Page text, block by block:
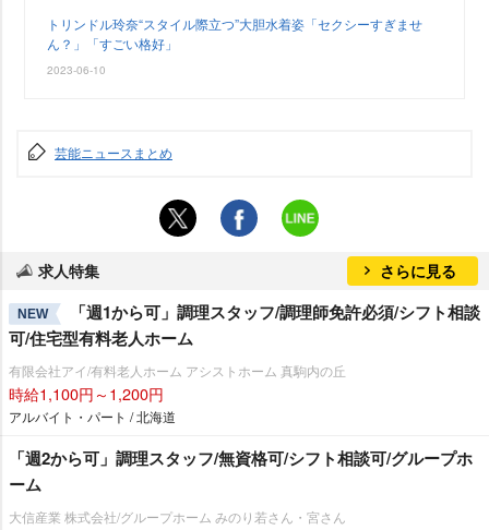
トリンドル玲奈“スタイル際立つ”大胆水着姿「セクシーすぎませ
ん？」「すごい格好」
2023-06-10
芸能ニュースまとめ
求人特集 さらに見る
NEW
「週1から可」調理スタッフ/調理師免許必須/シフト相談
可/住宅型有料老人ホーム
有限会社アイ/有料老人ホーム アシストホーム 真駒内の丘
時給1,100円～1,200円
アルバイト・パート / 北海道
「週2から可」調理スタッフ/無資格可/シフト相談可/グループホ
ーム
大信産業 株式会社/グループホーム みのり若さん・宮さん